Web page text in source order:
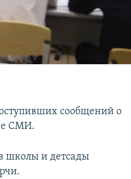
сообщений о
СМИ.
школы и детсады